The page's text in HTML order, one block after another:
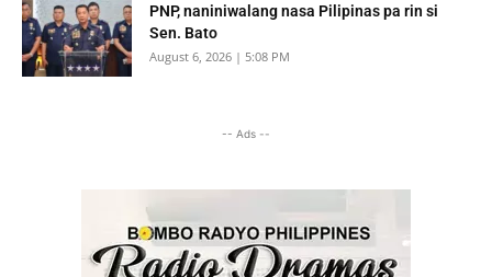
PNP, naniniwalang nasa Pilipinas pa rin si
Sen. Bato
August 6, 2026 | 5:08 PM
-- Ads --